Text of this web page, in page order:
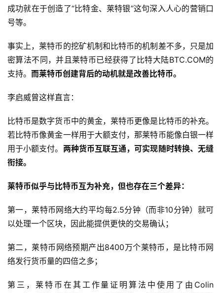
成功就在于创造了“比特金、莱特银”这句深入人心的营销口
号等。
事实上，莱特币的挖矿机制和比特币的机制差不多，只是加
密算法不同，并且莱特币已经获得了比特大陆BTC.COM的
支持。 而莱特币创建背后的动机就是改善比特币。
李启威曾这样直言：
比特币是数字货币中的黄金，莱特币更像是比特币的补充。
若比特币像黄金一样用于大额支付，那莱特币能像白银一样
用于小额支付。 两种货币互联互通，可实现随时转换、无缝
衔接。
莱特币似乎与比特币互为补充，但也存在三个差异：
第一，莱特币网络大约平均每2.5分钟（而非10分钟）就可
以处理一个区块，因此能提供更快的交易确认；
第二，莱特币网络预期产出8400万个莱特币，是比特币网
络发行货币量的四倍之多；
第三，莱特币在其工作量证明算法中使用了由Colin